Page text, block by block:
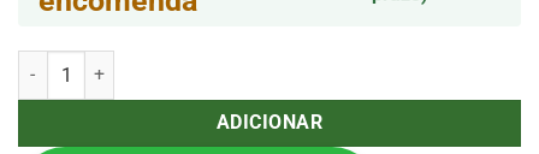
Quantidade de Tampa 25mm (VacuMax)
ADICIONAR